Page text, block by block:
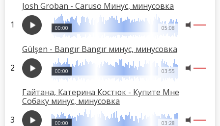
Josh Groban - Caruso Минус, минусовка
05:08
00:00
Gülşen - Bangır Bangır минус, минусовка
03:55
00:00
Гайтана, Катерина Костюк - Купите Мне
Собаку минус, минусовка
03:28
00:00